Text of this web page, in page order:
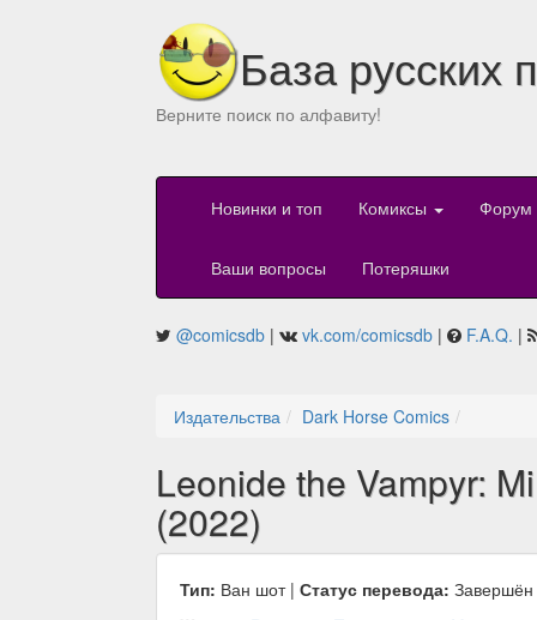
База русских
Верните поиск по алфавиту!
Новинки и топ Комиксы Форум
Ваши вопросы Потеряшки
@comicsdb | vk.com/comicsdb | F.A.Q. |
Издательства Dark Horse Comics
Leonide the Vampyr:
(2022)
Тип: Ван шот | Статус перевода: